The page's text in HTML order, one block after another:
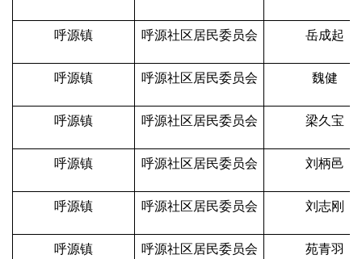
呼源镇 呼源社区居民委员会 岳成起
呼源镇 呼源社区居民委员会 魏健
呼源镇 呼源社区居民委员会 梁久宝
呼源镇 呼源社区居民委员会 刘柄邑
呼源镇 呼源社区居民委员会 刘志刚
呼源镇 呼源社区居民委员会 苑青羽